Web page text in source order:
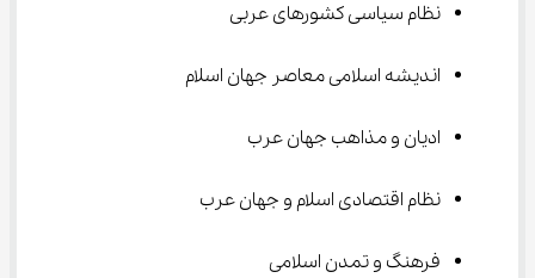
نظام سیاسی کشورهای عربی
اندیشه اسلامی معاصر جهان اسلام
ادیان و مذاهب جهان عرب
نظام اقتصادی اسلام و جهان عرب
فرهنگ و تمدن اسلامی